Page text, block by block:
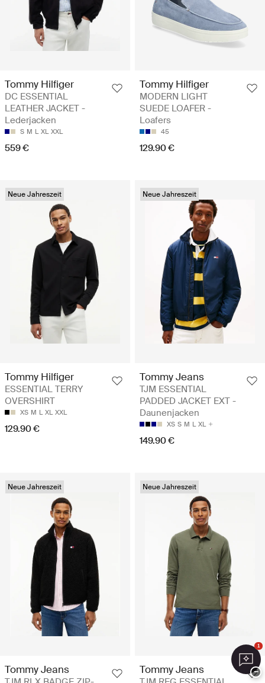
Tommy Hilfiger
DC ESSENTIAL
LEATHER JACKET -
Lederjacken
S M L XL XXL
559 €
Tommy Hilfiger
MODERN LIGHT
SUEDE LOAFER -
Loafers
45
129.90 €
Neue Jahreszeit
Tommy Hilfiger
ESSENTIAL TERRY
OVERSHIRT
XS M L XL XXL
129.90 €
Neue Jahreszeit
Tommy Jeans
TJM ESSENTIAL
PADDED JACKET EXT -
Daunenjacken
XS S M L XL
149.90 €
Neue Jahreszeit
Tommy Jeans
Neue Jahreszeit
Tommy Jeans
1
−